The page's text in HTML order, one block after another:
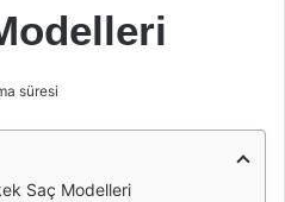
süresi
Saç Modelleri